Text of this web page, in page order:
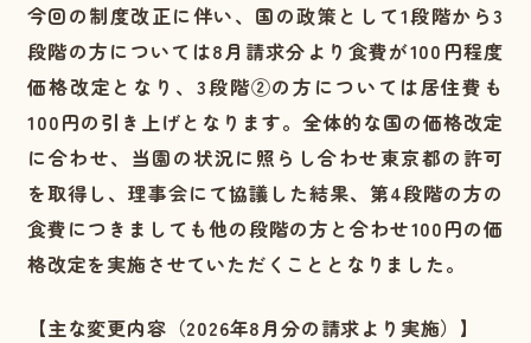
今回の制度改正に伴い、国の政策として1段階から3
段階の方については8月請求分より食費が100円程度
価格改定となり、3段階②の方については居住費も
100円の引き上げとなります。全体的な国の価格改定
に合わせ、当園の状況に照らし合わせ東京都の許可
を取得し、理事会にて協議した結果、第4段階の方の
食費につきましても他の段階の方と合わせ100円の価
格改定を実施させていただくこととなりました。
【主な変更内容（2026年8月分の請求より実施）】